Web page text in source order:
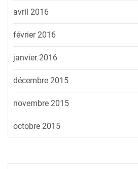
avril 2016
février 2016
janvier 2016
décembre 2015
novembre 2015
octobre 2015